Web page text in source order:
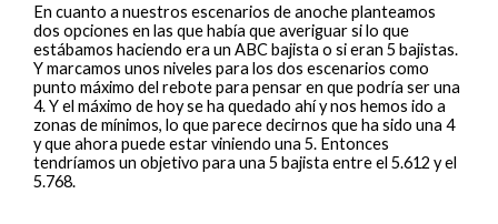
En cuanto a nuestros escenarios de anoche planteamos
dos opciones en las que había que averiguar si lo que
estábamos haciendo era un ABC bajista o si eran 5 bajistas.
Y marcamos unos niveles para los dos escenarios como
punto máximo del rebote para pensar en que podría ser una
4. Y el máximo de hoy se ha quedado ahí y nos hemos ido a
zonas de mínimos, lo que parece decirnos que ha sido una 4
y que ahora puede estar viniendo una 5. Entonces
tendríamos un objetivo para una 5 bajista entre el 5.612 y el
5.768.